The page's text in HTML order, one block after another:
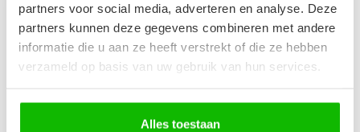
partners voor social media, adverteren en analyse. Deze
partners kunnen deze gegevens combineren met andere
informatie die u aan ze heeft verstrekt of die ze hebben
verzameld op basis van uw gebruik van hun services.
Alles toestaan